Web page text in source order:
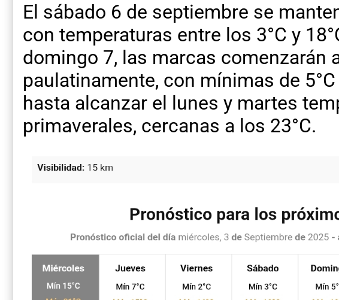
El sábado 6 de septiembre se
con temperaturas entre los 3°C y
domingo 7, las marcas comenzarán
paulatinamente, con mínimas de
hasta alcanzar el lunes y martes
primaverales, cercanas a los 23°C.